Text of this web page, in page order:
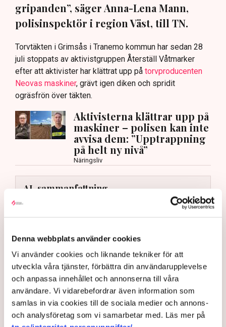
Denna webbplats använder cookies
Vi använder cookies och liknande tekniker för att
utveckla våra tjänster, förbättra din användarupplevelse
och anpassa innehållet och annonserna till våra
användare. Vi vidarebefordrar även information som
samlas in via cookies till de sociala medier och annons-
och analysföretag som vi samarbetar med. Läs mer på
gripanden”, säger Anna-Lena Mann,
polisinspektör i region Väst, till TN.
Torvtäkten i Grimsås i Tranemo kommun har sedan 28
juli stoppats av aktivistgruppen Återställ Våtmarker
efter att aktivister har klättrat upp på torvproducenten
Neovas maskiner, grävt igen diken och spridit
ogräsfrön över täkten.
Aktivisterna klättrar upp på
maskiner – polisen kan inte
avvisa dem: ”Upptrappning
på helt ny nivå”
Näringsliv
AI-sammanfattning
Torvtäkten i Grimsås har stoppats av aktivister
sedan 28 juli.
Polisen kritiseras för bristande agerande vid
Polisinspektör Anna-Lena Mann förklarar polisens
agerande på plats.
40 personer misstänks med cirka 120
brottsmisstankar kopplade.
Polisen använder drönare och uniformerad polis
Läs mer